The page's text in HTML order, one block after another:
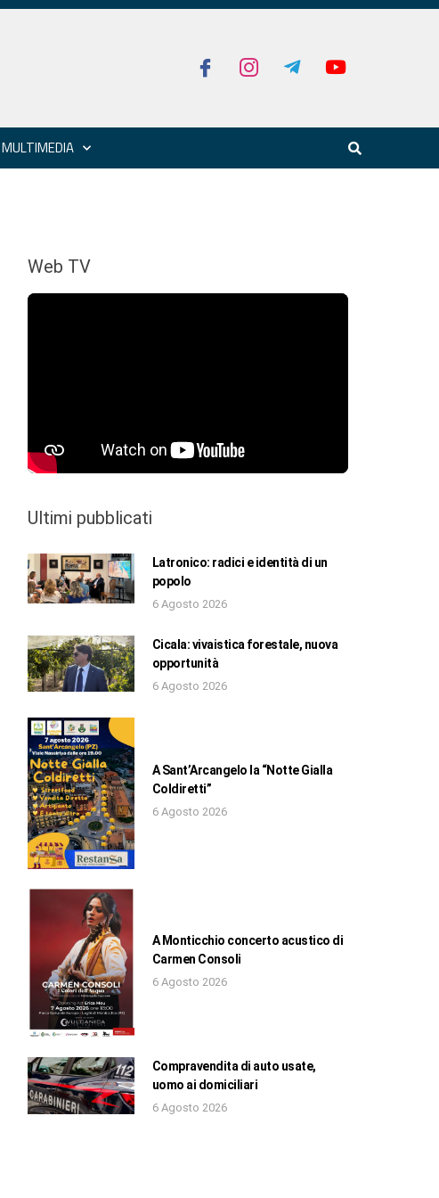
MULTIMEDIA
Web TV
Ultimi pubblicati
Latronico: radici e identità di un
popolo
6 Agosto 2026
Cicala: vivaistica forestale, nuova
opportunità
6 Agosto 2026
A Sant’Arcangelo la “Notte Gialla
Coldiretti”
6 Agosto 2026
A Monticchio concerto acustico di
Carmen Consoli
6 Agosto 2026
Compravendita di auto usate,
uomo ai domiciliari
6 Agosto 2026